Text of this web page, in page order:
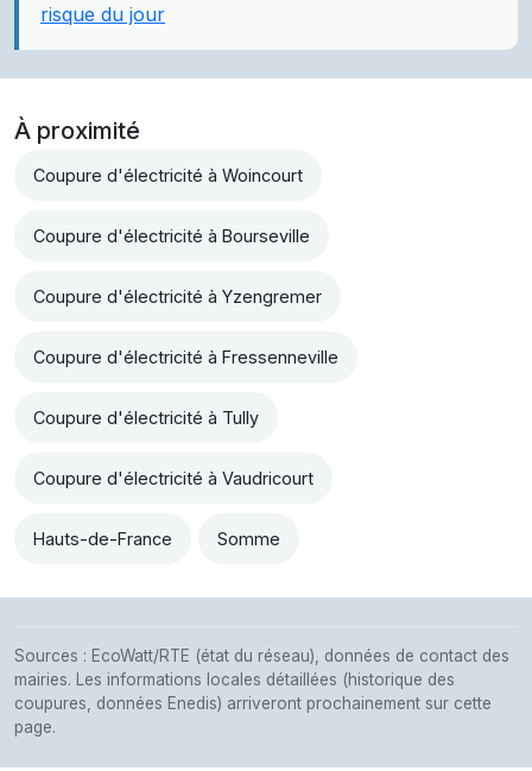
risque du jour
À proximité
Coupure d'électricité à Woincourt
Coupure d'électricité à Bourseville
Coupure d'électricité à Yzengremer
Coupure d'électricité à Fressenneville
Coupure d'électricité à Tully
Coupure d'électricité à Vaudricourt
Hauts-de-France Somme
Sources : EcoWatt/RTE (état du réseau), données de contact des
mairies. Les informations locales détaillées (historique des
coupures, données Enedis) arriveront prochainement sur cette
page.